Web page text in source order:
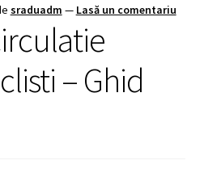
copil
Extinde
sraduadm — Lasă un comentariu
– Ghid